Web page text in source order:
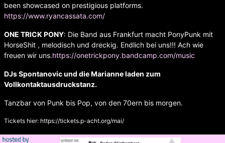
been showcased on prestigious platforms.
https://www.ryancassata.com/
ONE TRICK PONY: Die Band aus Frankfurt macht PonyPunk mit
HorseShit , melodisch und dreckig. Endlich bei uns!!! Ach wie
freuen wir uns.https://onetrickpony.bandcamp.com/music
DJs Spontanovic und die Marianne laden zum
Vollkontaktausdruckstanz.
Tanzbar von Punk bis Pop, von den 70ern bis morgen.
Tickets hier: https://tickets.p-acht.org/mai/